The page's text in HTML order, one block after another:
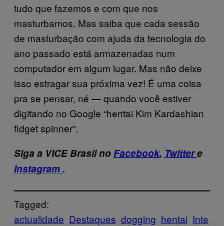
tudo que fazemos e com que nos
masturbamos. Mas saiba que cada sessão
de masturbação com ajuda da tecnologia do
ano passado está armazenadas num
computador em algum lugar. Mas não deixe
isso estragar sua próxima vez! É uma coisa
pra se pensar, né — quando você estiver
digitando no Google “hentai Kim Kardashian
fidget spinner”.
Siga a VICE Brasil noFacebook, Twittere
Instagram.
Tagged:
actualidade Destaques dogging hentai Inte